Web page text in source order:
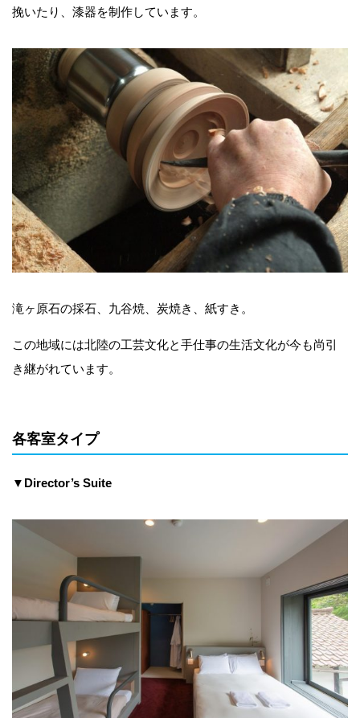
挽いたり、漆器を制作しています。
滝ヶ原石の採石、九谷焼、炭焼き、紙すき。
この地域には北陸の工芸文化と手仕事の生活文化が今も尚引
き継がれています。
各客室タイプ
▼Director’s Suite